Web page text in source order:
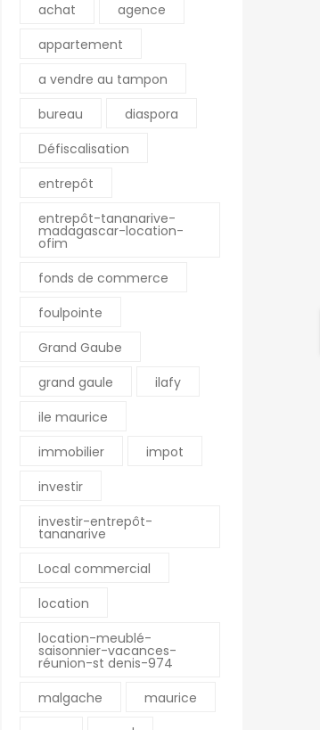
ERIC 11/11/2025
M. Fort Philippe – Conseill
re de La Réunion
achat
agence
appartement
a vendre au tampon
bureau
diaspora
Défiscalisation
entrepôt
entrepôt-tananarive-
madagascar-location-
ofim
fonds de commerce
foulpointe
Grand Gaube
grand gaule
ilafy
ile maurice
immobilier
impot
investir
investir-entrepôt-
tananarive
Local commercial
location
location-meublé-
saisonnier-vacances-
réunion-st denis-974
malgache
maurice